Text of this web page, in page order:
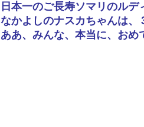
日本一のご長寿ソマリのル
なかよしのナスカちゃんは、
ああ、みんな、本当に、おめ